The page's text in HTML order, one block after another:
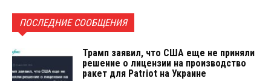
ПОСЛЕДНИЕ СООБЩЕНИЯ
Трамп заявил, что США еще не приняли
решение о лицензии на производство
ракет для Patriot на Украине